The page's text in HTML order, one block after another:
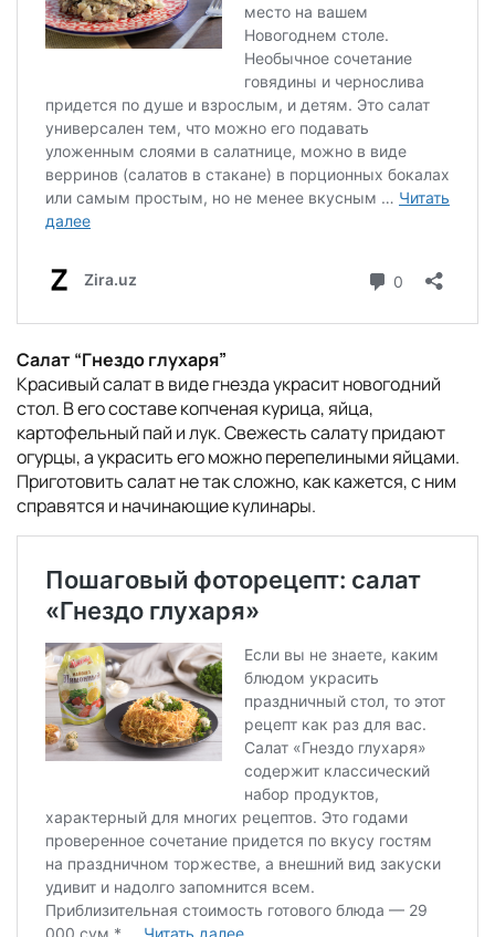
Салат “Гнездо глухаря”
Красивый салат в виде гнезда украсит новогодний
стол. В его составе копченая курица, яйца,
картофельный пай и лук. Свежесть салату придают
огурцы, а украсить его можно перепелиными яйцами.
Приготовить салат не так сложно, как кажется, с ним
справятся и начинающие кулинары.